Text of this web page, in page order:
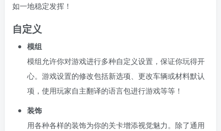
如一地稳定发挥！
自定义
模组
模组允许你对游戏进行多种自定义设置，保证你玩得开
心。游戏设置的修改包括新选项、更改车辆或材料默认
项，使用玩家自主翻译的语言包进行游戏等等！
装饰
用各种各样的装饰为你的关卡增添视觉魅力。除了通用